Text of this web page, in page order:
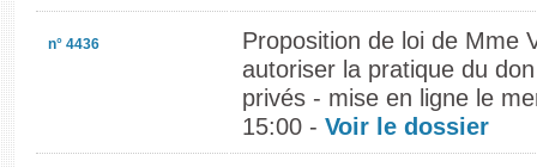
n° 4436
Proposition de loi de Mme
autoriser la pratique du
privés - mise en ligne le
15:00 - Voir le dossier